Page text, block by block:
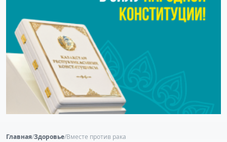
Главная/Здоровье/Вместе против рака